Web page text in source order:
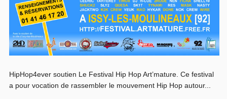
HipHop4ever soutien Le Festival Hip Hop Art’mature. Ce festival
a pour vocation de rassembler le mouvement Hip Hop autour...